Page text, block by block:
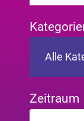
Alle
Zeitraum